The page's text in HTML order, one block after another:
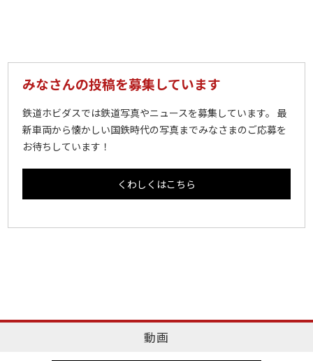
みなさんの投稿を募集しています
鉄道ホビダスでは鉄道写真やニュースを募集しています。 最
新車両から懐かしい国鉄時代の写真までみなさまのご応募を
お待ちしています！
くわしくはこちら
動画